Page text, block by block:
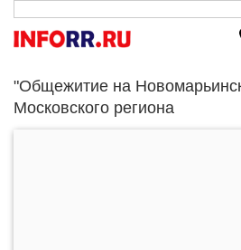
"Общежитие на
Московского региона